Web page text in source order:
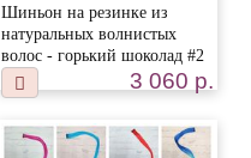
Шиньон на резинке из
натуральных волнистых
волос - горький шоколад #2
3 060 р.